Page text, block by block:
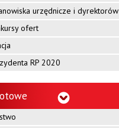
urzędnicze i dyrektorów
ofert
RP 2020